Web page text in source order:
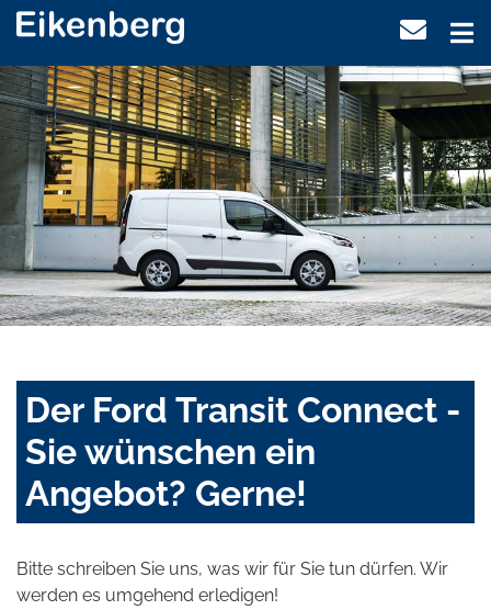
Der Ford Transit Connect -
Sie wünschen ein
Angebot? Gerne!
Bitte schreiben Sie uns, was wir für Sie tun dürfen. Wir
werden es umgehend erledigen!